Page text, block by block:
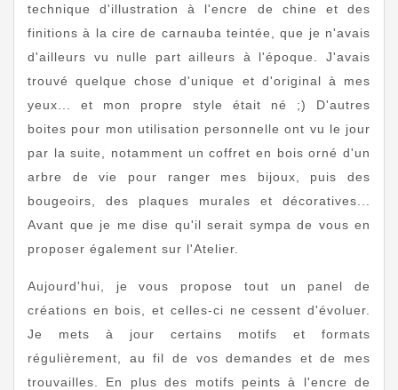
technique d'illustration à l'encre de chine et des
finitions à la cire de carnauba teintée, que je n'avais
d'ailleurs vu nulle part ailleurs à l'époque. J'avais
trouvé quelque chose d'unique et d'original à mes
yeux... et mon propre style était né ;) D'autres
boites pour mon utilisation personnelle ont vu le jour
par la suite, notamment un coffret en bois orné d'un
arbre de vie pour ranger mes bijoux, puis des
bougeoirs, des plaques murales et décoratives...
Avant que je me dise qu'il serait sympa de vous en
proposer également sur l'Atelier.
Aujourd'hui, je vous propose tout un panel de
créations en bois, et celles-ci ne cessent d'évoluer.
Je mets à jour certains motifs et formats
régulièrement, au fil de vos demandes et de mes
trouvailles. En plus des motifs peints à l'encre de